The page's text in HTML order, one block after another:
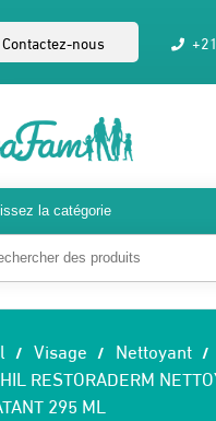
Contactez-nous
Visage
Nettoyant
RESTORADERM
295 ML